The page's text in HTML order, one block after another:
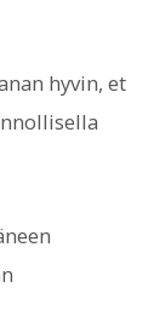
hyvin, et